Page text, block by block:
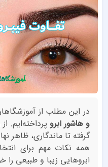
در این مطلب از
و هاشور ابرو پرداخته‌ایم.
گرفته تا ماندگاری، ظاهر
همه نکات مهم برای
ابروهایی زیبا و طبیعی را